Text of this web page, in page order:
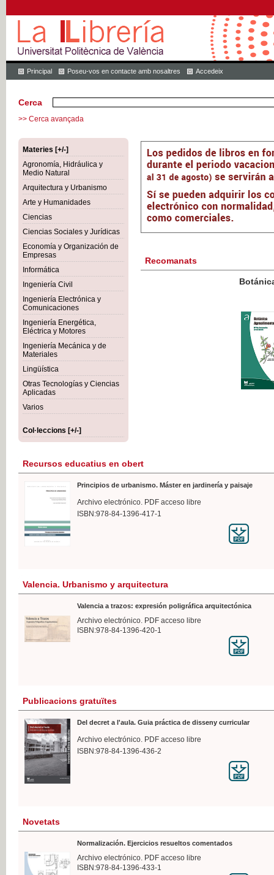
Principal Poseu-vos en contacte amb nosaltres Accedeix
Cerca
>> Cerca avançada
Materies [+/-]
Agronomía, Hidráulica y
Medio Natural
Arquitectura y Urbanismo
Arte y Humanidades
Ciencias
Ciencias Sociales y Jurídicas
Economía y Organización de
Empresas
Informática
Ingeniería Civil
Ingeniería Electrónica y
Comunicaciones
Ingeniería Energética,
Eléctrica y Motores
Ingeniería Mecánica y de
Materiales
Lingüística
Otras Tecnologías y Ciencias
Aplicadas
Varios
Col·leccions [+/-]
Recomanats
Botánica Agroalimentaria
IVA
Recursos educatius en obert
Principios de urbanismo. Máster en jardinería y paisaje
Archivo electrónico. PDF acceso libre
ISBN:978-84-1396-417-1
Valencia. Urbanismo y arquitectura
Valencia a trazos: expresión poligráfica arquitectónica
Archivo electrónico. PDF acceso libre
ISBN:978-84-1396-420-1
Publicacions gratuïtes
Del decret a l'aula. Guia práctica de disseny curricular
Archivo electrónico. PDF acceso libre
ISBN:978-84-1396-436-2
Novetats
Normalización. Ejercicios resueltos comentados
Archivo electrónico. PDF acceso libre
ISBN:978-84-1396-433-1